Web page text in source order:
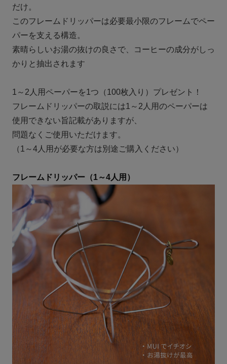
だけ。
このフレームドリッパーは必要最小限のフレームでペー
パーを支える構造。
素晴らしいお湯の抜けの良さで、コーヒーの成分がしっ
かりと抽出されます
1～2人用ペーパーを1つ（100枚入り）プレゼント！
フレームドリッパーの取説には1～2人用のペーパーは
使用できない旨記載がありますが、
問題なくご使用いただけます。
（1～4人用が必要な方は別途ご購入ください）
フレームドリッパー（1～4人用）